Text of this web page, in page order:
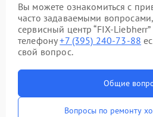
Вы можете ознакомиться с
часто задаваемыми
сервисный центр “FIX-
телефону+7 (395) 240-73-88
свой вопрос.
Общие
Вопросы по ремонту